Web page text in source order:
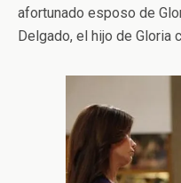
afortunado esposo de
Delgado, el hijo de Gloria